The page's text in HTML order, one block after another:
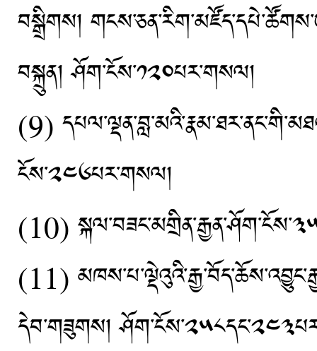
བསྒྲིགས།
བསྐྲུན། ཤོག་ངོས་༡༢༠པར་གསལ།
(9)
ངོས་༢༤༦པར་གསལ།
(10)
(11)
དེབ་གཟུགས།